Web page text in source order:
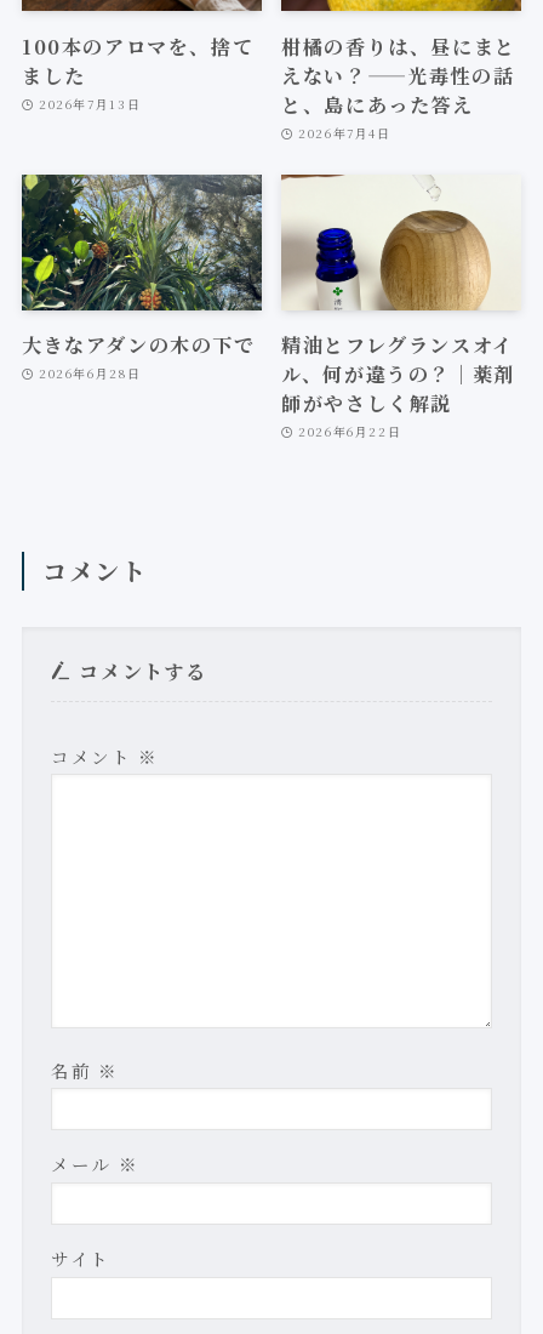
100本のアロマを、捨て
ました
2026年7月13日
柑橘の香りは、昼にまと
えない？——光毒性の話
と、島にあった答え
2026年7月4日
大きなアダンの木の下で
2026年6月28日
精油とフレグランスオイ
ル、何が違うの？｜薬剤
師がやさしく解説
2026年6月22日
コメント
コメントする
コメント ※
名前 ※
メール ※
サイト